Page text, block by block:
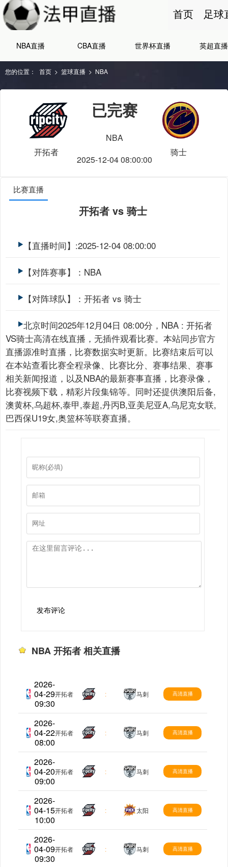
首页 足球
NBA直播 CBA直播 世界杯直播 英超直播
您的位置： 首页 > 篮球直播 > NBA
开拓者
已完赛
NBA
2025-12-04 08:00:00
骑士
比赛直播
开拓者 vs 骑士
【直播时间】:2025-12-04 08:00:00
【对阵赛事】：NBA
【对阵球队】：开拓者 vs 骑士
北京时间2025年12月04日 08:00分，NBA : 开拓者
VS骑士高清在线直播，无插件观看比赛。本站同步官方
直播源准时直播，比赛数据实时更新。比赛结束后可以
在本站查看比赛全程录像、比赛比分、赛事结果、赛事
相关新闻报道，以及NBA的最新赛事直播，比赛录像，
比赛视频下载，精彩片段集锦等。同时还提供澳阳后备,
澳黄杯,乌超杯,泰甲,泰超,丹丙B,亚美尼亚A,乌尼克女联,
巴西保U19女,奥篮杯等联赛直播。
发布评论
NBA 开拓者 相关直播
2026-
04-29
09:30
NBA
开拓者 : 马刺 高清直播
2026-
04-22
08:00
NBA
开拓者 : 马刺 高清直播
2026-
04-20
09:00
NBA
开拓者 : 马刺 高清直播
2026-
04-15
10:00
NBA
开拓者 : 太阳 高清直播
2026-
04-09
09:30
NBA
开拓者 : 马刺 高清直播